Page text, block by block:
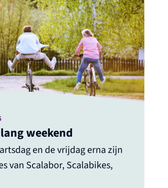
weekend
en de vrijdag erna zijn
van Scalabor, Scalabikes,